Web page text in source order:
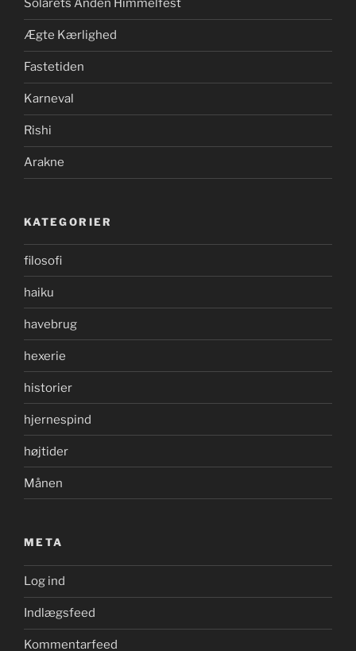
Solårets Anden Himmelfest
Ægte Kærlighed
Fastetiden
Karneval
Rishi
Arakne
KATEGORIER
filosofi
haiku
havebrug
hexerie
historier
hjernespind
højtider
Månen
META
Log ind
Indlægsfeed
Kommentarfeed